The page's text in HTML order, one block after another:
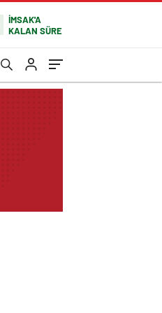
İMSAK'A
KALAN SÜRE